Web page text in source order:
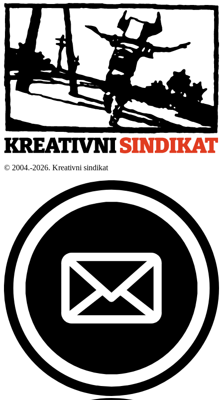
© 2004.-2026. Kreativni sindikat